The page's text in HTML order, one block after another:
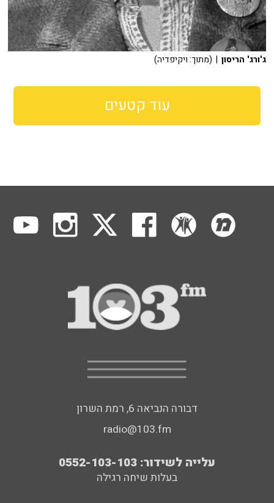
ג'ורג' הריסון | (מתוך: ויקיפדיה)
עוד קטעים
דבורה הנביאה 6, רמת השרון
radio@103.fm
עלייה לשידור: 0552-103-103
בעלות שיחה רגילה